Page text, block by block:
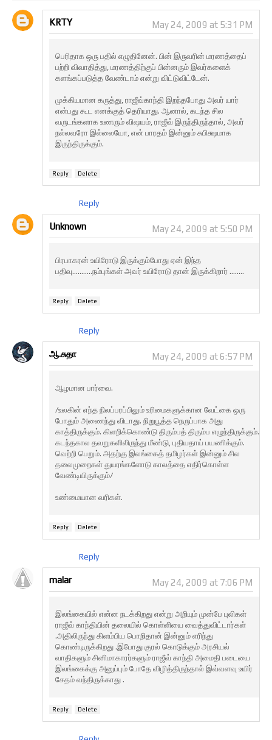
KRTY May 24, 2009 at 5:31 PM
பெரிதாக ஒரு பதில் எழுதினேன். பின் இருவரின் மரணத்தைப்
பற்றி விவாதித்து, மரணத்திற்குப் பின்னரும் இவர்களைக்
களங்கப்படுத்த வேண்டாம் என்று விட்டுவிட்டேன்.
முக்கியமான கருத்து, ராஜீவ்காந்தி இறந்தபோது அவர் யார்
என்பது கூட எனக்குத் தெரியாது. ஆனால், கடந்த சில
வருடங்களாக உணரும் விஷயம், ராஜீவ் இருந்திருந்தால், அவர்
நல்லவரோ இல்லையோ, என் பாரதம் இன்னும் சுபிக்ஷமாக
இருந்திருக்கும்.
Reply Delete
Reply
Unknown May 24, 2009 at 5:50 PM
பிரபாகரன் உயிரோடு இருக்கும்போது ஏன் இந்த
பதிவு...........நம்புங்கள் அவர் உயிரோடு தான் இருக்கிறார் ........
Reply Delete
Reply
ஆ.சுதா May 24, 2009 at 6:57 PM
ஆழமான பார்வை.
/உலகின் எந்த நிலப்பரப்பிலும் உரிமைகளுக்கான வேட்கை ஒரு
போதும் அணைந்து விடாது. நிறுபூத்த நெருப்பாக அது
காத்திருக்கும். கிளறிக்கொண்டு திரும்பத் திரும்ப எழுந்திருக்கும்.
கடந்தகால தவறுகளிலிருந்து மீண்டு, புதியதாய் பயணிக்கும்.
வெற்றி பெறும். அதற்கு இலங்கைத் தமிழர்கள் இன்னும் சில
தலைமுறைகள் துயரங்களோடு காலத்தை எதிர்கொள்ள
வேண்டியிருக்கும்/
உண்மையான வரிகள்.
Reply Delete
Reply
malar May 24, 2009 at 7:06 PM
இலங்கையில் என்ன நடக்கிறது என்று அறியும் முன்பே புலிகள்
ராஜீவ் காந்தியின் தலையில் கொள்ளியை வைத்துவிட்டார்கள்
.அதிலிருந்து கிளம்பிய பொறிதான் இன்னும் எரிந்து
கொண்டிருக்கிறது .இபோது குரல் கொடுக்கும் அரசியல்
வாதிகளும் சினிமாகாரர்களும் ராஜீவ் காந்தி அமைதி படையை
இலங்கைக்கு அனுப்பும் போதே விழித்திருந்தால் இவ்வளவு உயிர்
சேதம் வந்திருக்காது .
Reply Delete